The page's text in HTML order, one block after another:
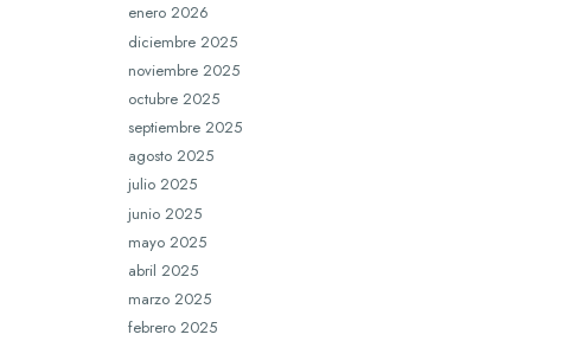
enero 2026
diciembre 2025
noviembre 2025
octubre 2025
septiembre 2025
agosto 2025
julio 2025
junio 2025
mayo 2025
abril 2025
marzo 2025
febrero 2025